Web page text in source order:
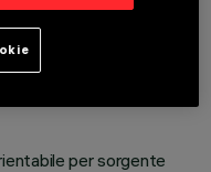
per sorgente